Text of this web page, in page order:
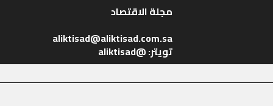
تويتر: @aliktisad